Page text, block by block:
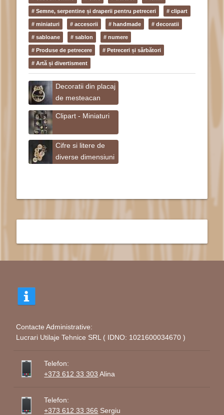
# Semne, serpentine și draperii pentru petreceri # clipart
# miniaturi # accesorii # handmade # decoratii
# sabloane # sablon # numere
# Produse de petrecere # Petreceri și sărbători
# Artă și divertisment
Decoratii din placaj
de mesteacan
Clipart - Miniaturi
Cifre si litere de
diverse dimensiuni
Contacte Administrative:
Lucrari Utilaje Tehnice SRL ( IDNO: 1021600034670 )
Telefon:
+373 612 33 303 Alina
Telefon:
+373 612 33 366 Sergiu